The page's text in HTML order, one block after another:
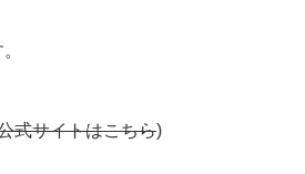
式サイトはこちら)